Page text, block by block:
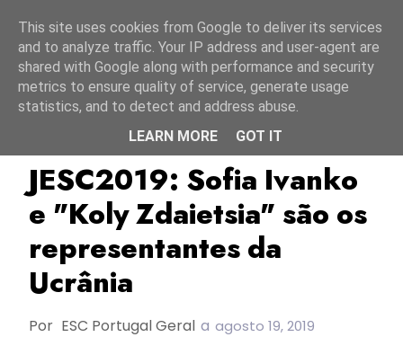
Sophia Ivanko TOP
JESC2019: Sofia Ivanko
e "Koly Zdaietsia" são os
representantes da
Ucrânia
Por ESC Portugal Geral a agosto 19, 2019
This site uses cookies from Google to deliver its services
and to analyze traffic. Your IP address and user-agent are
shared with Google along with performance and security
metrics to ensure quality of service, generate usage
statistics, and to detect and address abuse.
LEARN MORE
GOT IT